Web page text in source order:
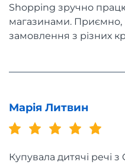
Shopping зручно
магазинами. Приємно,
замовлення з різних
Марія Литвин
Купувала дитячі речі з